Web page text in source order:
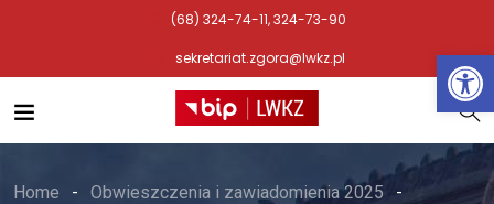
(68) 324-74-11, 324-73-90
sekretariat.zgora@lwkz.pl
Home
Obwieszczenia i zawiadomienia 2025